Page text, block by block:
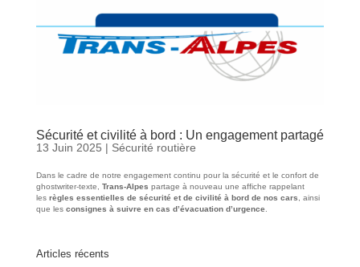
Sécurité et civilité à bord : Un engagement partagé
13 Juin 2025 | Sécurité routière
Dans le cadre de notre engagement continu pour la sécurité et le confort de
ghostwriter-texte, Trans-Alpes partage à nouveau une affiche rappelant
les règles essentielles de sécurité et de civilité à bord de nos cars, ainsi
que les consignes à suivre en cas d’évacuation d’urgence.
Articles récents